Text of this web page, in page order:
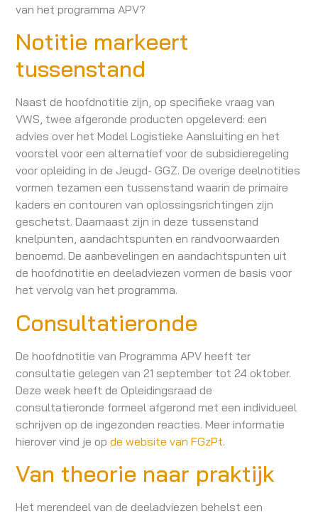
van het programma APV?
Notitie markeert
tussenstand
Naast de hoofdnotitie zijn, op specifieke vraag van
VWS, twee afgeronde producten opgeleverd: een
advies over het Model Logistieke Aansluiting en het
voorstel voor een alternatief voor de subsidieregeling
voor opleiding in de Jeugd- GGZ. De overige deelnotities
vormen tezamen een tussenstand waarin de primaire
kaders en contouren van oplossingsrichtingen zijn
geschetst. Daarnaast zijn in deze tussenstand
knelpunten, aandachtspunten en randvoorwaarden
benoemd. De aanbevelingen en aandachtspunten uit
de hoofdnotitie en deeladviezen vormen de basis voor
het vervolg van het programma.
Consultatieronde
De hoofdnotitie van Programma APV heeft ter
consultatie gelegen van 21 september tot 24 oktober.
Deze week heeft de Opleidingsraad de
consultatieronde formeel afgerond met een individueel
schrijven op de ingezonden reacties. Meer informatie
hierover vind je opde website van FGzPt.
Van theorie naar praktijk
Het merendeel van de deeladviezen behelst een